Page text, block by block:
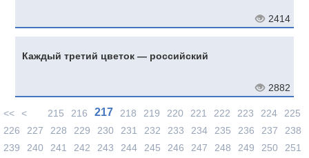
2414
Каждый третий цветок — российский
2882
<< < 215 216 217 218 219 220 221 222 223 224
225
226
227 228 229 230 231 232 233 234 235 236 237
238
239
240 241 242 243 244 245 246 247 248 249 250
251